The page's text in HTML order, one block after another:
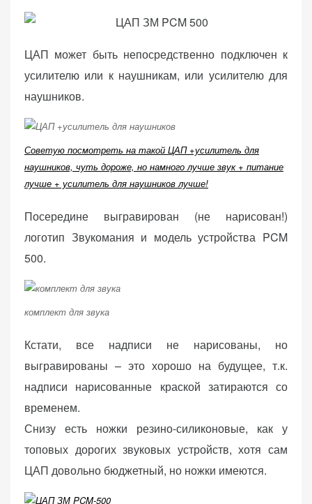
ЦАП может быть непосредственно подключен к
усилителю или к наушникам, или усилителю для
наушников.
Советую посмотреть на такой ЦАП +усилитель для
наушников, чуть дороже, но намного лучше звук + питание
лучше + усилитель для наушников лучше!
Посередине выгравирован (не нарисован!)
логотип Звукомания и модель устройства PCM
500.
комплект для звука
Кстати, все надписи не нарисованы, но
выгравированы – это хорошо на будущее, т.к.
надписи нарисованные краской затираются со
временем.
Снизу есть ножки резино-силиконовые, как у
топовых дорогих звуковых устройств, хотя сам
ЦАП довольно бюджетный, но ножки имеются.